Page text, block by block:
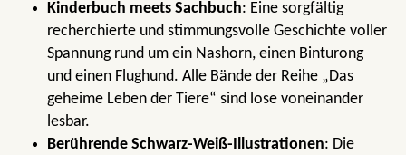
Kinderbuch meets Sachbuch: Eine sorgfältig
recherchierte und stimmungsvolle Geschichte voller
Spannung rund um ein Nashorn, einen Binturong
und einen Flughund. Alle Bände der Reihe „Das
geheime Leben der Tiere“ sind lose voneinander
lesbar.
Berührende Schwarz-Weiß-Illustrationen: Die